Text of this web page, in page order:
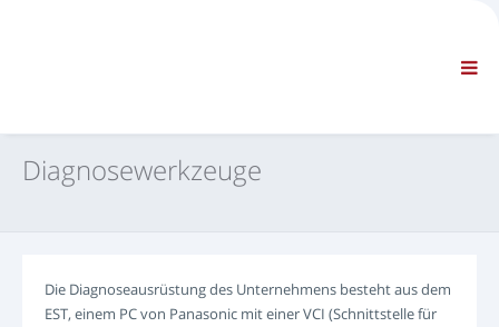
STANDARD-NAVIGATION
ALLGEMEINE GESCHÄFTSBEDINGUNGEN
Ersatzteilekatalog
Diagnosewerkzeuge
Die Diagnoseausrüstung des Unternehmens besteht aus dem
EST, einem PC von Panasonic mit einer VCI (Schnittstelle für